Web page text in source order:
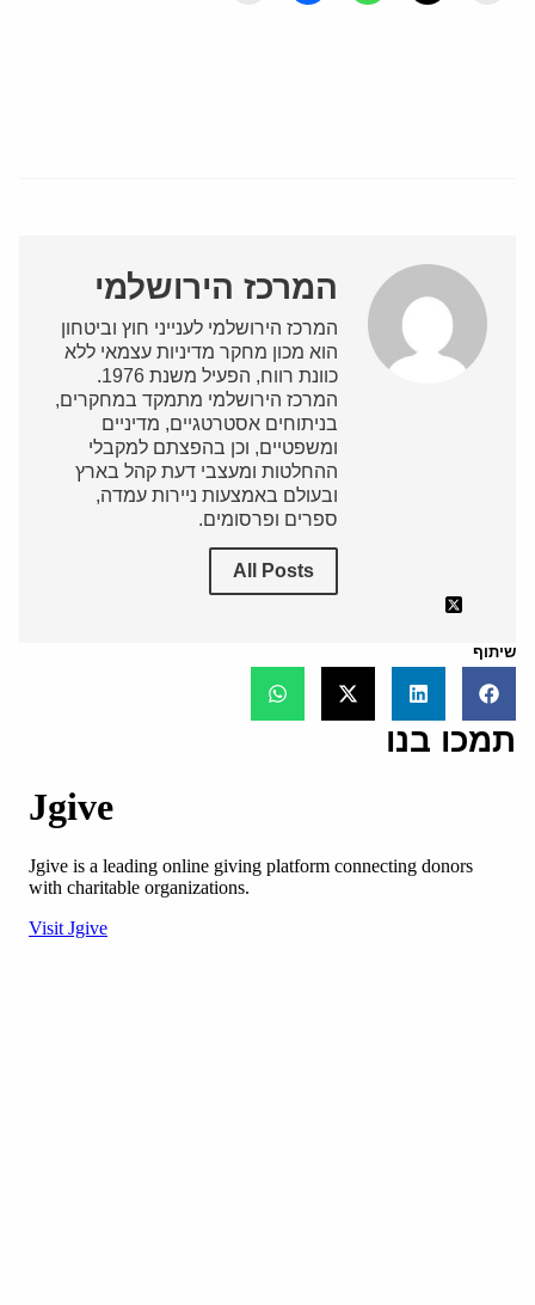
המרכז הירושלמי
המרכז הירושלמי לענייני חוץ וביטחון
הוא מכון מחקר מדיניות עצמאי ללא
כוונת רווח, הפעיל משנת 1976.
המרכז הירושלמי מתמקד במחקרים,
בניתוחים אסטרטגיים, מדיניים
ומשפטיים, וכן בהפצתם למקבלי
ההחלטות ומעצבי דעת קהל בארץ
ובעולם באמצעות ניירות עמדה,
ספרים ופרסומים.
All Posts
שיתוף
תמכו בנו